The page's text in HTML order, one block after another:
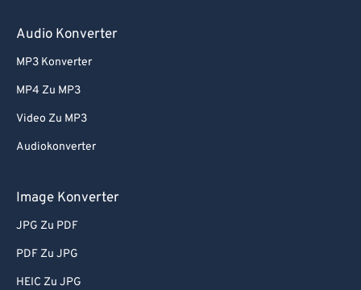
Audio Konverter
MP3 Konverter
MP4 Zu MP3
Video Zu MP3
Audiokonverter
Image Konverter
JPG Zu PDF
PDF Zu JPG
HEIC Zu JPG